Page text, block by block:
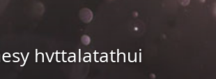
hvttalatathui